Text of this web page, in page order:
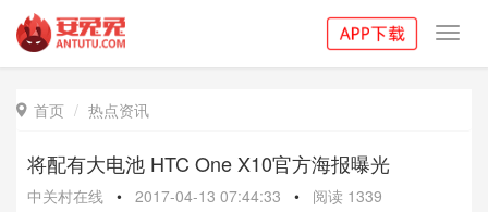
 首页 热点资讯
将配有大电池 HTC One X10官方海报曝光
中关村在线 • 2017-04-13 07:44:33 • 阅读 1339